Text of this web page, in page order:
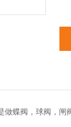
做蝶阀，球阀，闸